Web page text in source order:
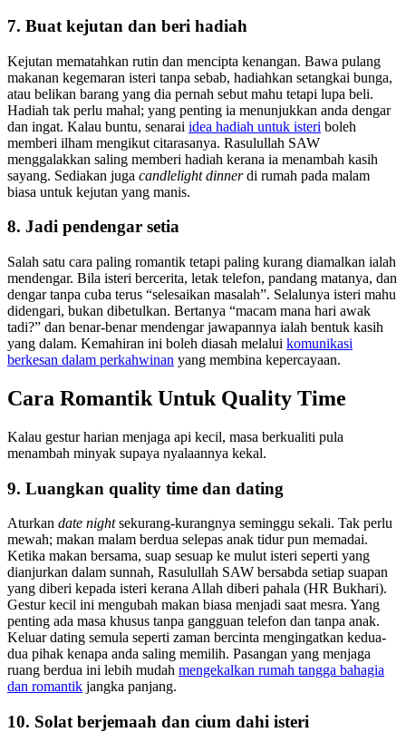
7. Buat kejutan dan beri hadiah
Kejutan mematahkan rutin dan mencipta kenangan. Bawa pulang
makanan kegemaran isteri tanpa sebab, hadiahkan setangkai bunga,
atau belikan barang yang dia pernah sebut mahu tetapi lupa beli.
Hadiah tak perlu mahal; yang penting ia menunjukkan anda dengar
dan ingat. Kalau buntu, senarai idea hadiah untuk isteri boleh
memberi ilham mengikut citarasanya. Rasulullah SAW
menggalakkan saling memberi hadiah kerana ia menambah kasih
sayang. Sediakan juga candlelight dinnerdi rumah pada malam
biasa untuk kejutan yang manis.
8. Jadi pendengar setia
Salah satu cara paling romantik tetapi paling kurang diamalkan ialah
mendengar. Bila isteri bercerita, letak telefon, pandang matanya, dan
dengar tanpa cuba terus “selesaikan masalah”. Selalunya isteri mahu
didengari, bukan dibetulkan. Bertanya “macam mana hari awak
tadi?” dan benar-benar mendengar jawapannya ialah bentuk kasih
yang dalam. Kemahiran ini boleh diasah melalui komunikasi
berkesan dalam perkahwinan yang membina kepercayaan.
Cara Romantik Untuk Quality Time
Kalau gestur harian menjaga api kecil, masa berkualiti pula
menambah minyak supaya nyalaannya kekal.
9. Luangkan quality time dan dating
Aturkan date nightsekurang-kurangnya seminggu sekali. Tak perlu
mewah; makan malam berdua selepas anak tidur pun memadai.
Ketika makan bersama, suap sesuap ke mulut isteri seperti yang
dianjurkan dalam sunnah, Rasulullah SAW bersabda setiap suapan
yang diberi kepada isteri kerana Allah diberi pahala (HR Bukhari).
Gestur kecil ini mengubah makan biasa menjadi saat mesra. Yang
penting ada masa khusus tanpa gangguan telefon dan tanpa anak.
Keluar dating semula seperti zaman bercinta mengingatkan kedua-
dua pihak kenapa anda saling memilih. Pasangan yang menjaga
ruang berdua ini lebih mudah mengekalkan rumah tangga bahagia
dan romantik jangka panjang.
10. Solat berjemaah dan cium dahi isteri